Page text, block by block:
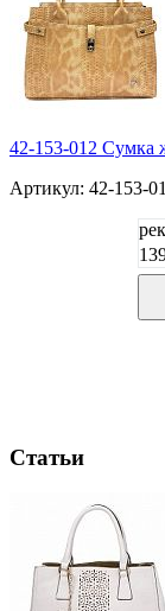
42-153-012 Сумка
Артикул: 42-153-
Статьи